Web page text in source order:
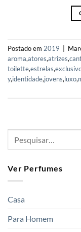
Postado em 2019
aroma,atores,atrizes,
toilette,estrelas,
y,identidade,jovens,luxo,
Ver Perfumes
Casa
Para Homem